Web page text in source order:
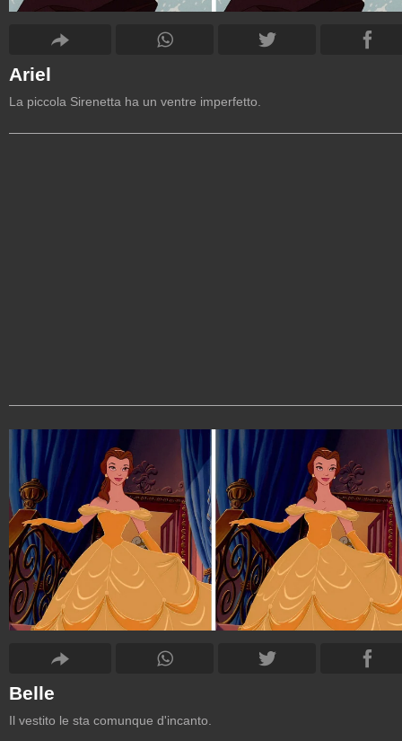
Ariel
La piccola Sirenetta ha un ventre imperfetto.
Belle
Il vestito le sta comunque d'incanto.